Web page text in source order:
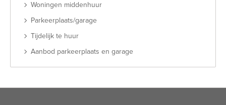
Woningen middenhuur
Parkeerplaats/garage
Tijdelijk te huur
Aanbod parkeerplaats en garage